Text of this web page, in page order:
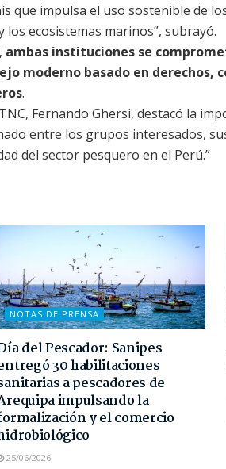
que impulsa el uso sostenible de
ecosistemas marinos”, subrayó.
ambas instituciones se
moderno basado en derechos,
.
Fernando Ghersi, destacó la
entre los grupos interesados,
del sector pesquero en el Perú.”
NOTAS DE PRENSA
del Pescador: Sanipes
30 habilitaciones
a pescadores de
impulsando la
y el comercio
25/06/2026